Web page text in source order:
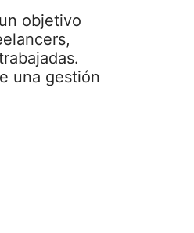
objetivo
una gestión